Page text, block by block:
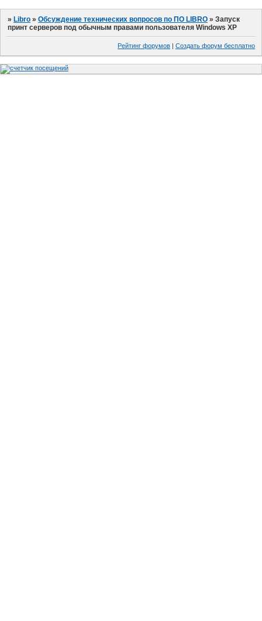
» Libro »Обсуждение технических вопросов по ПО LIBRO »Запуск
принт серверов под обычным правами пользователя Windows XP
Рейтинг форумов Создать форум бесплатно